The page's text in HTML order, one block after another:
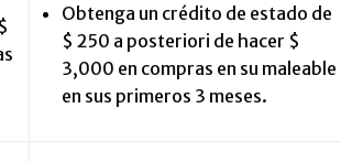
Obtenga un crédito de estado de
$ 250 a posteriori de hacer $
3,000 en compras en su maleable
en sus primeros 3 meses.